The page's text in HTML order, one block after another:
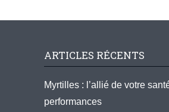
ARTICLES RÉCENTS
Myrtilles : l’allié de votre
performances